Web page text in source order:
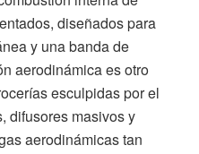
diseñados para
y una banda de
aerodinámica es otro
esculpidas por el
difusores masivos y
aerodinámicas tan